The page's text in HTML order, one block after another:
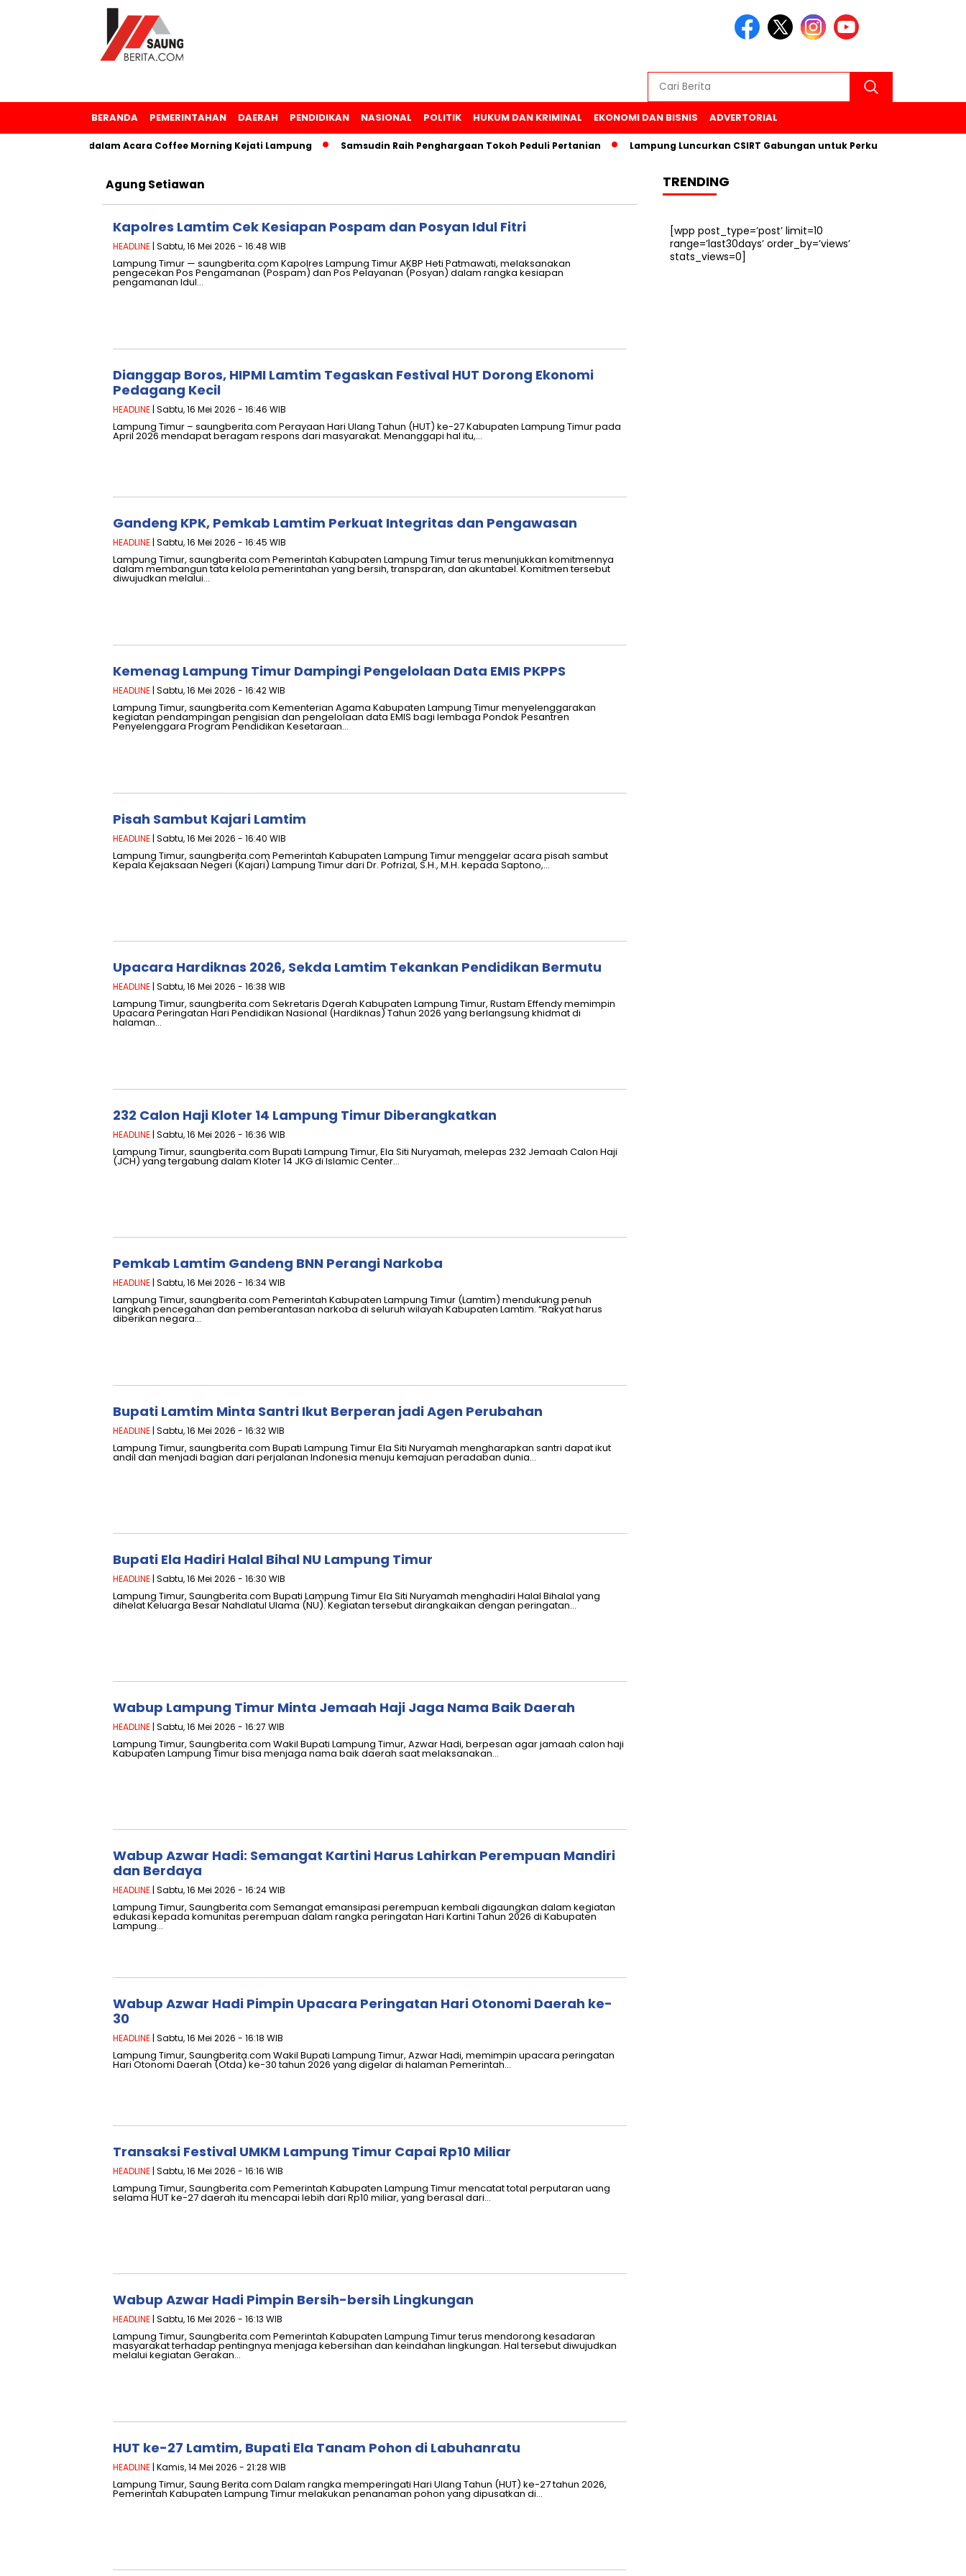
BERANDA PEMERINTAHAN DAERAH PENDIDIKAN NASIONAL POLITIK HUKUM DAN KRIMINAL EKONOMI DAN BISNIS ADVERTORIAL
dalam Acara Coffee Morning Kejati Lampung Samsudin Raih Penghargaan Tokoh Peduli Pertanian Lampung Luncurkan CSIRT Gabungan untuk Perkuat Keamanan Siber di
Agung Setiawan
Kapolres Lamtim Cek Kesiapan Pospam dan Posyan Idul Fitri
HEADLINE | Sabtu, 16 Mei 2026 - 16:48 WIB
Lampung Timur — saungberita.com Kapolres Lampung Timur AKBP Heti Patmawati, melaksanakan
pengecekan Pos Pengamanan (Pospam) dan Pos Pelayanan (Posyan) dalam rangka kesiapan
pengamanan Idul…
Dianggap Boros, HIPMI Lamtim Tegaskan Festival HUT Dorong Ekonomi
Pedagang Kecil
HEADLINE | Sabtu, 16 Mei 2026 - 16:46 WIB
Lampung Timur – saungberita.com Perayaan Hari Ulang Tahun (HUT) ke-27 Kabupaten Lampung Timur pada
April 2026 mendapat beragam respons dari masyarakat. Menanggapi hal itu,…
Gandeng KPK, Pemkab Lamtim Perkuat Integritas dan Pengawasan
HEADLINE | Sabtu, 16 Mei 2026 - 16:45 WIB
Lampung Timur, saungberita.com Pemerintah Kabupaten Lampung Timur terus menunjukkan komitmennya
dalam membangun tata kelola pemerintahan yang bersih, transparan, dan akuntabel. Komitmen tersebut
diwujudkan melalui…
Kemenag Lampung Timur Dampingi Pengelolaan Data EMIS PKPPS
HEADLINE | Sabtu, 16 Mei 2026 - 16:42 WIB
Lampung Timur, saungberita.com Kementerian Agama Kabupaten Lampung Timur menyelenggarakan
kegiatan pendampingan pengisian dan pengelolaan data EMIS bagi lembaga Pondok Pesantren
Penyelenggara Program Pendidikan Kesetaraan…
Pisah Sambut Kajari Lamtim
HEADLINE | Sabtu, 16 Mei 2026 - 16:40 WIB
Lampung Timur, saungberita.com Pemerintah Kabupaten Lampung Timur menggelar acara pisah sambut
Kepala Kejaksaan Negeri (Kajari) Lampung Timur dari Dr. Pofrizal, S.H., M.H. kepada Saptono,…
Upacara Hardiknas 2026, Sekda Lamtim Tekankan Pendidikan Bermutu
HEADLINE | Sabtu, 16 Mei 2026 - 16:38 WIB
Lampung Timur, saungberita.com Sekretaris Daerah Kabupaten Lampung Timur, Rustam Effendy memimpin
Upacara Peringatan Hari Pendidikan Nasional (Hardiknas) Tahun 2026 yang berlangsung khidmat di
halaman…
232 Calon Haji Kloter 14 Lampung Timur Diberangkatkan
HEADLINE | Sabtu, 16 Mei 2026 - 16:36 WIB
Lampung Timur, saungberita.com Bupati Lampung Timur, Ela Siti Nuryamah, melepas 232 Jemaah Calon Haji
(JCH) yang tergabung dalam Kloter 14 JKG di Islamic Center…
Pemkab Lamtim Gandeng BNN Perangi Narkoba
HEADLINE | Sabtu, 16 Mei 2026 - 16:34 WIB
Lampung Timur, saungberita.com Pemerintah Kabupaten Lampung Timur (Lamtim) mendukung penuh
langkah pencegahan dan pemberantasan narkoba di seluruh wilayah Kabupaten Lamtim. “Rakyat harus
diberikan negara…
Bupati Lamtim Minta Santri Ikut Berperan jadi Agen Perubahan
HEADLINE | Sabtu, 16 Mei 2026 - 16:32 WIB
Lampung Timur, saungberita.com Bupati Lampung Timur Ela Siti Nuryamah mengharapkan santri dapat ikut
andil dan menjadi bagian dari perjalanan Indonesia menuju kemajuan peradaban dunia…
Bupati Ela Hadiri Halal Bihal NU Lampung Timur
HEADLINE | Sabtu, 16 Mei 2026 - 16:30 WIB
Lampung Timur, Saungberita.com Bupati Lampung Timur Ela Siti Nuryamah menghadiri Halal Bihalal yang
dihelat Keluarga Besar Nahdlatul Ulama (NU). Kegiatan tersebut dirangkaikan dengan peringatan…
Wabup Lampung Timur Minta Jemaah Haji Jaga Nama Baik Daerah
HEADLINE | Sabtu, 16 Mei 2026 - 16:27 WIB
Lampung Timur, Saungberita.com Wakil Bupati Lampung Timur, Azwar Hadi, berpesan agar jamaah calon haji
Kabupaten Lampung Timur bisa menjaga nama baik daerah saat melaksanakan…
Wabup Azwar Hadi: Semangat Kartini Harus Lahirkan Perempuan Mandiri
dan Berdaya
HEADLINE | Sabtu, 16 Mei 2026 - 16:24 WIB
Lampung Timur, Saungberita.com Semangat emansipasi perempuan kembali digaungkan dalam kegiatan
edukasi kepada komunitas perempuan dalam rangka peringatan Hari Kartini Tahun 2026 di Kabupaten
Lampung…
Wabup Azwar Hadi Pimpin Upacara Peringatan Hari Otonomi Daerah ke-
30
HEADLINE | Sabtu, 16 Mei 2026 - 16:18 WIB
Lampung Timur, Saungberita.com Wakil Bupati Lampung Timur, Azwar Hadi, memimpin upacara peringatan
Hari Otonomi Daerah (Otda) ke-30 tahun 2026 yang digelar di halaman Pemerintah…
Transaksi Festival UMKM Lampung Timur Capai Rp10 Miliar
HEADLINE | Sabtu, 16 Mei 2026 - 16:16 WIB
Lampung Timur, Saungberita.com Pemerintah Kabupaten Lampung Timur mencatat total perputaran uang
selama HUT ke-27 daerah itu mencapai lebih dari Rp10 miliar, yang berasal dari…
Wabup Azwar Hadi Pimpin Bersih-bersih Lingkungan
HEADLINE | Sabtu, 16 Mei 2026 - 16:13 WIB
Lampung Timur, Saungberita.com Pemerintah Kabupaten Lampung Timur terus mendorong kesadaran
masyarakat terhadap pentingnya menjaga kebersihan dan keindahan lingkungan. Hal tersebut diwujudkan
melalui kegiatan Gerakan…
HUT ke-27 Lamtim, Bupati Ela Tanam Pohon di Labuhanratu
HEADLINE | Kamis, 14 Mei 2026 - 21:28 WIB
Lampung Timur, Saung Berita.com Dalam rangka memperingati Hari Ulang Tahun (HUT) ke-27 tahun 2026,
Pemerintah Kabupaten Lampung Timur melakukan penanaman pohon yang dipusatkan di…
TRENDING
[wpp post_type=’post’ limit=10
range=’last30days’ order_by=’views’
stats_views=0]